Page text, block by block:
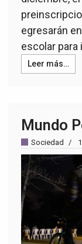
egresarán
escolar para
Leer más…
Mundo
Sociedad